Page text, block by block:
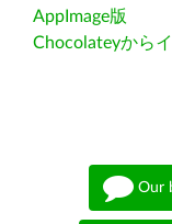
AppImage版
Chocolateyから
Our